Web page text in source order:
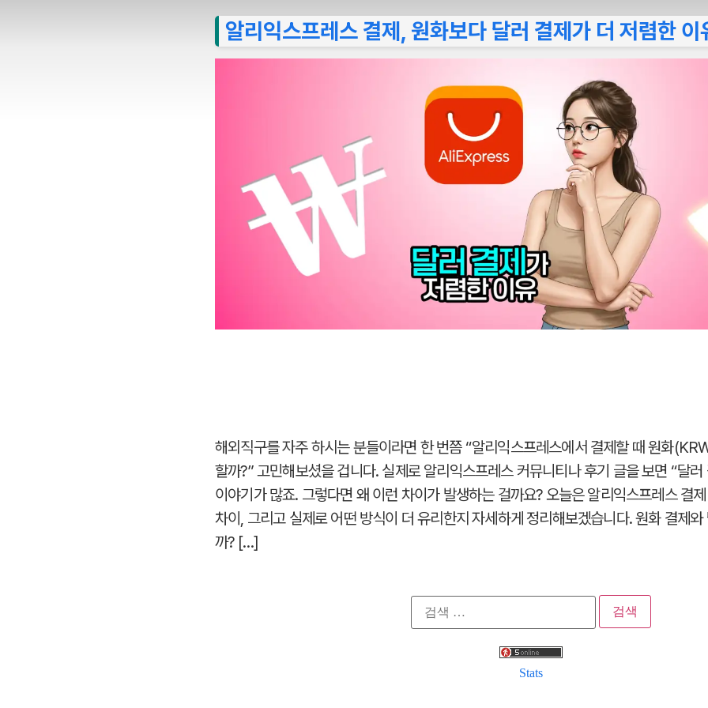
알리익스프레스 결제, 원화보다 달러 결제가 더 저렴한 이
해외직구를 자주 하시는 분들이라면 한 번쯤 “알리익스프레스에서 결제할 때 원화
할까?” 고민해보셨을 겁니다. 실제로 알리익스프레스 커뮤니티나 후기 글을 보면 “달
이야기가 많죠. 그렇다면 왜 이런 차이가 발생하는 걸까요? 오늘은 알리익스프레스 결
차이, 그리고 실제로 어떤 방식이 더 유리한지 자세하게 정리해보겠습니다. 원화 결제
까? […]
검
색:
Stats